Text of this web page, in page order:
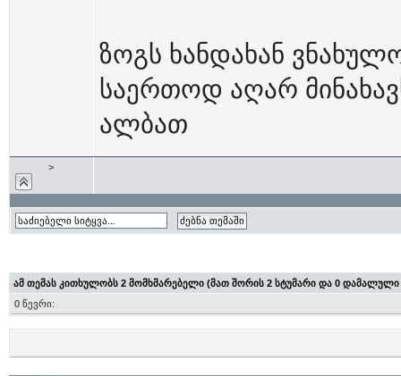
ზოგს ხანდახან
საერთოდ აღარ
ალბათ
>
ამ თემას კითხულობს 2 მომხმარებელი (მათ შორის 2 სტუმარი და 0 დამალული
0 წევრი: